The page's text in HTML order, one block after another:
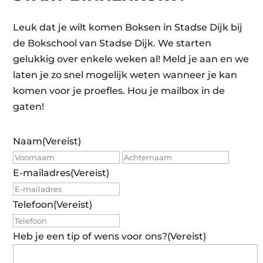
Leuk dat je wilt komen Boksen in Stadse Dijk bij
de Bokschool van Stadse Dijk. We starten
gelukkig over enkele weken al! Meld je aan en we
laten je zo snel mogelijk weten wanneer je kan
komen voor je proefles. Hou je mailbox in de
gaten!
Naam(Vereist)
Voornaam
E-mailadres(Vereist)
Telefoon(Vereist)
Heb je een tip of wens voor ons?(Vereist)